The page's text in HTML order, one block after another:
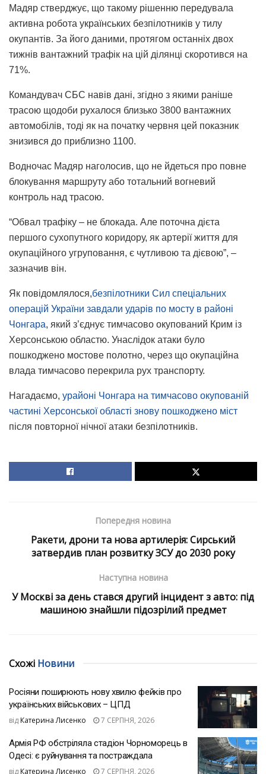
Мадяр стверджує, що такому рішенню передувала
активна робота українських безпілотників у тилу
окупантів. За його даними, протягом останніх двох
тижнів вантажний трафік на цій ділянці скоротився на
71%.
Командувач СБС навів дані, згідно з якими раніше
трасою щодоби рухалося близько 3800 вантажних
автомобілів, тоді як на початку червня цей показник
знизився до приблизно 1100.
Водночас Мадяр наголосив, що не йдеться про повне
блокування маршруту або тотальний вогневий
контроль над трасою.
“Обвал трафіку – не блокада. Але поточна дієта
першого сухопутного коридору, як артерії життя для
окупаційного угруповання, є чутливою та дієвою”, –
зазначив він.
Як повідомлялося,безпілотники Сил спеціальних
операцій України завдали ударів по мосту в районі
Чонгара, який з’єднує тимчасово окупований Крим із
Херсонською областю. Унаслідок атаки було
пошкоджено мостове полотно, через що окупаційна
влада тимчасово перекрила рух транспорту.
Нагадаємо, урайоні Чонгара на тимчасово окупованій
частині Херсонської області знову пошкоджено міст
після повторної нічної атаки безпілотників.
Попередня новина
Ракети, дрони та нова артилерія: Сирський
затвердив план розвитку ЗСУ до 2030 року
Наступна новина
У Москві за день стався другий інцидент з авто: під
машиною знайшли підозрілий предмет
Схожі Новини
Росіяни поширюють нову хвилю фейків про
українських військових – ЦПД
від Катерина Лисенко 7 СЕРПНЯ, 2026
Армія РФ обстріляла стадіон Чорноморець в
Одесі: є руйнування та постраждала
від Катерина Лисенко 7 СЕРПНЯ, 2026